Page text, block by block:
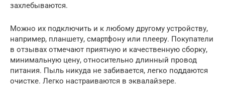
захлебываются.
Можно их подключить и к любому другому устройству,
например, планшету, смартфону или плееру. Покупатели
в отзывах отмечают приятную и качественную сборку,
минимальную цену, относительно длинный провод
питания. Пыль никуда не забивается, легко поддаются
очистке. Легко настраиваются в эквалайзере.